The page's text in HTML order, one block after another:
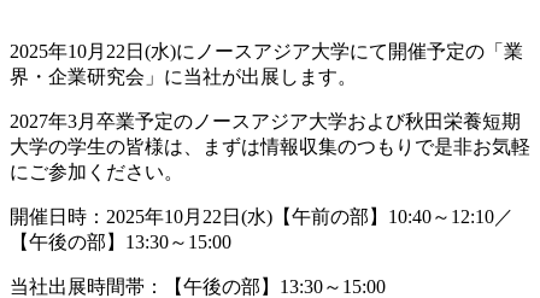
2025年10月22日(水)にノースアジア大学にて開催予定の「業
界・企業研究会」に当社が出展します。
2027年3月卒業予定のノースアジア大学および秋田栄養短期
大学の学生の皆様は、まずは情報収集のつもりで是非お気軽
にご参加ください。
開催日時：2025年10月22日(水)【午前の部】10:40～12:10／
【午後の部】13:30～15:00
当社出展時間帯：【午後の部】13:30～15:00